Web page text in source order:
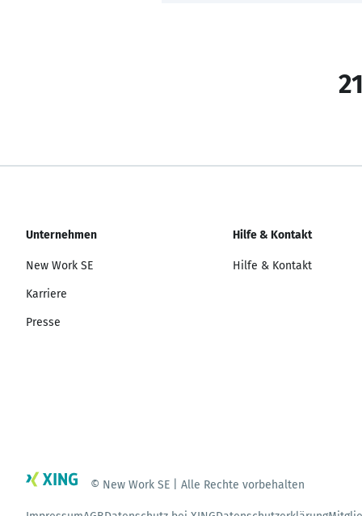
Unternehmen
New Work SE
Karriere
Presse
Hilfe & Kontakt
Hilfe & Kontakt
© New Work SE | Alle Rechte vorbehalten